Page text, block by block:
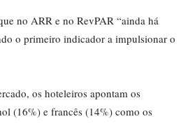
no ARR e no RevPAR “ainda há
o primeiro indicador a impulsionar o
os hoteleiros apontam os
(16%) e francês (14%) como os